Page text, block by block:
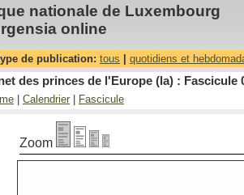
nationale de Luxembourg
online
de publication: tous quotidiens et
des princes de l'Europe (la) : Fascicule
Calendrier Fascicule
Zoom